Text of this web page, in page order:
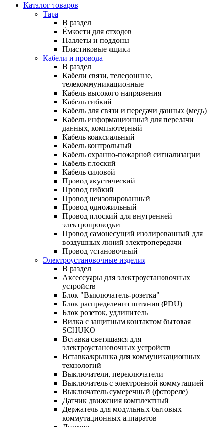
Каталог товаров
Тара
В раздел
Ёмкости для отходов
Паллеты и поддоны
Пластиковые ящики
Кабели и провода
В раздел
Кабели связи, телефонные,
телекоммуникационные
Кабель высокого напряжения
Кабель гибкий
Кабель для связи и передачи данных (медь)
Кабель информационный для передачи
данных, компьютерный
Кабель коаксиальный
Кабель контрольный
Кабель охранно-пожарной сигнализации
Кабель плоский
Кабель силовой
Провод акустический
Провод гибкий
Провод неизолированный
Провод одножильный
Провод плоский для внутренней
электропроводки
Провод самонесущий изолированный для
воздушных линий электропередачи
Провод установочный
Электроустановочные изделия
В раздел
Аксессуары для электроустановочных
устройств
Блок "Выключатель-розетка"
Блок распределения питания (PDU)
Блок розеток, удлинитель
Вилка с защитным контактом бытовая
SCHUKO
Вставка светящаяся для
электроустановочных устройств
Вставка/крышка для коммуникационных
технологий
Выключатели, переключатели
Выключатель с электронной коммутацией
Выключатель сумеречный (фотореле)
Датчик движения комплектный
Держатель для модульных бытовых
коммутационных аппаратов